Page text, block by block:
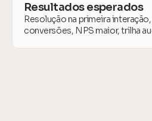
Resultados esperados
Resolução na primeira
conversões, NPS maior, trilha